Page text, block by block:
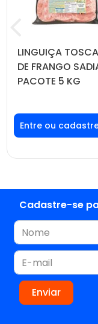
LINGUIÇA
DE FRANGO
PACOTE 5 KG
Faça seu login ou
cadastre-se
ver preços e
Cadastre-se